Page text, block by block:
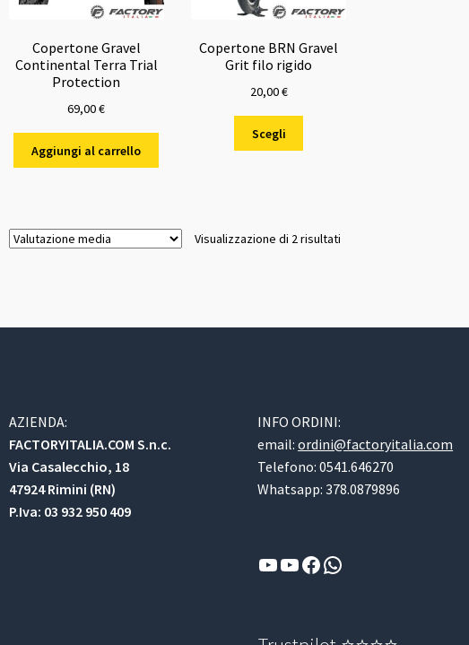
Copertone Gravel
Continental Terra Trial
Protection
69,00€
Aggiungi al carrello
Copertone BRN Gravel
Grit filo rigido
20,00€
Scegli
opzioni
Visualizzazione di 2 risultatiValutazione
AZIENDA:
FACTORYITALIA.COM S.n.c.
Via Casalecchio, 18
47924 Rimini (RN)
P.Iva: 03 932 950 409
INFO ORDINI:
email:ordini@factoryitalia.com
Telefono: 0541.646270
Whatsapp: 378.0879896
YouTube
YouTube
Facebook
WhatsApp